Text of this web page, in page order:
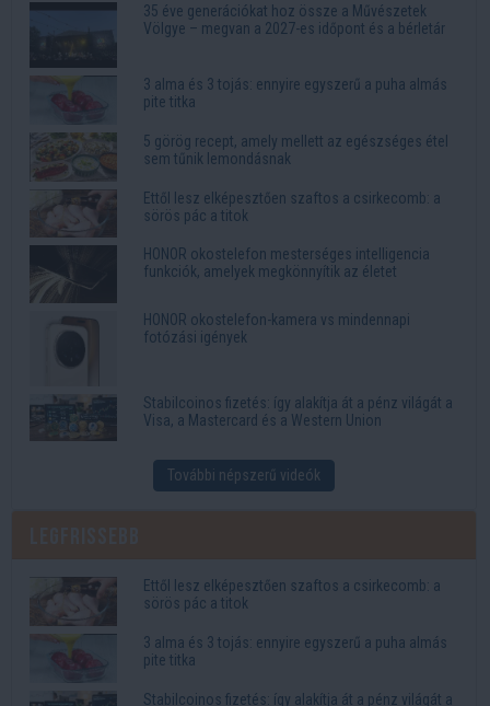
35 éve generációkat hoz össze a Művészetek
Völgye – megvan a 2027-es időpont és a bérletár
3 alma és 3 tojás: ennyire egyszerű a puha almás
pite titka
5 görög recept, amely mellett az egészséges étel
sem tűnik lemondásnak
Ettől lesz elképesztően szaftos a csirkecomb: a
sörös pác a titok
HONOR okostelefon mesterséges intelligencia
funkciók, amelyek megkönnyítik az életet
HONOR okostelefon-kamera vs mindennapi
fotózási igények
Stabilcoinos fizetés: így alakítja át a pénz világát a
Visa, a Mastercard és a Western Union
További népszerű videók
Ettől lesz elképesztően szaftos a csirkecomb: a
sörös pác a titok
3 alma és 3 tojás: ennyire egyszerű a puha almás
pite titka
Stabilcoinos fizetés: így alakítja át a pénz világát a